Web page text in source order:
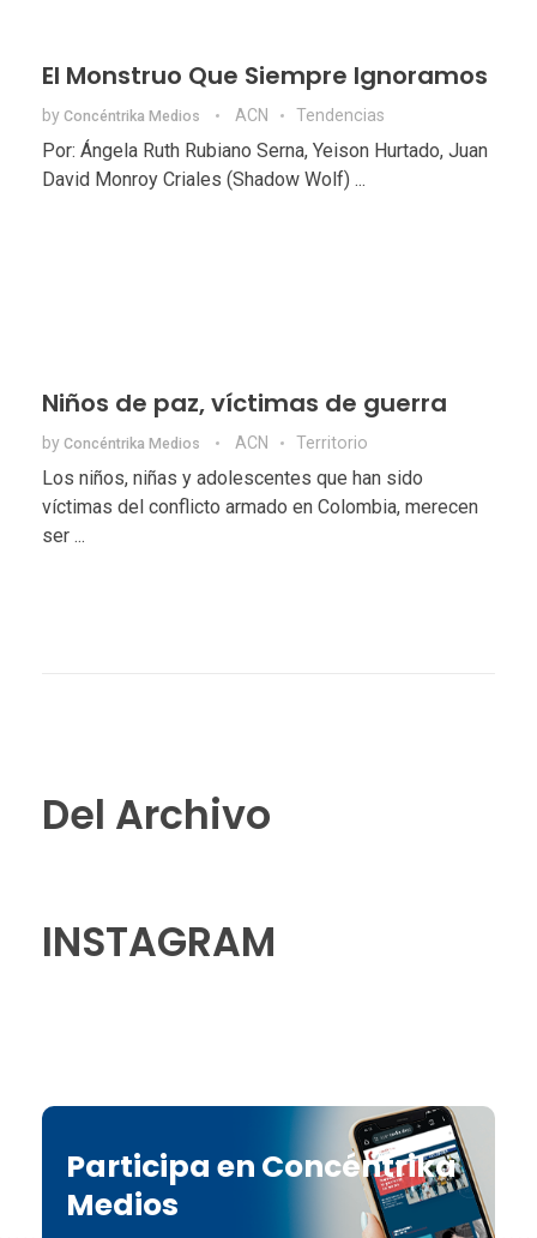
El Monstruo Que Siempre Ignoramos
by Concéntrika Medios ACN Tendencias
Por: Ángela Ruth Rubiano Serna, Yeison Hurtado, Juan
David Monroy Criales (Shadow Wolf) ...
Niños de paz, víctimas de guerra
by Concéntrika Medios ACN Territorio
Los niños, niñas y adolescentes que han sido
víctimas del conflicto armado en Colombia, merecen
ser ...
Del Archivo
INSTAGRAM
Participa en Concéntrika
Medios